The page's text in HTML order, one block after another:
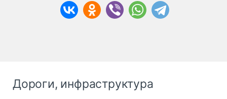
Дороги, инфраструктура